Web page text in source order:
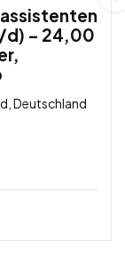
d) – 24,00
Deutschland